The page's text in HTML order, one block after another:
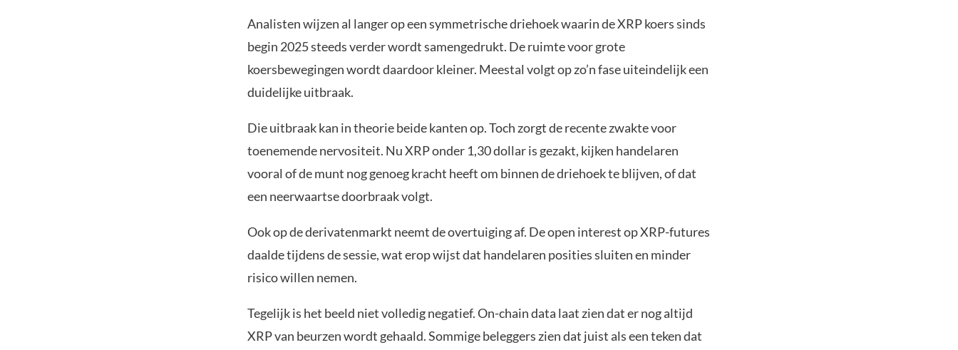
Analisten wijzen al langer op een symmetrische driehoek waarin de XRP koers sinds
begin 2025 steeds verder wordt samengedrukt. De ruimte voor grote
koersbewegingen wordt daardoor kleiner. Meestal volgt op zo’n fase uiteindelijk een
duidelijke uitbraak.
Die uitbraak kan in theorie beide kanten op. Toch zorgt de recente zwakte voor
toenemende nervositeit. Nu XRP onder 1,30 dollar is gezakt, kijken handelaren
vooral of de munt nog genoeg kracht heeft om binnen de driehoek te blijven, of dat
een neerwaartse doorbraak volgt.
Ook op de derivatenmarkt neemt de overtuiging af. De open interest op XRP-futures
daalde tijdens de sessie, wat erop wijst dat handelaren posities sluiten en minder
risico willen nemen.
Tegelijk is het beeld niet volledig negatief. On-chain data laat zien dat er nog altijd
XRP van beurzen wordt gehaald. Sommige beleggers zien dat juist als een teken dat